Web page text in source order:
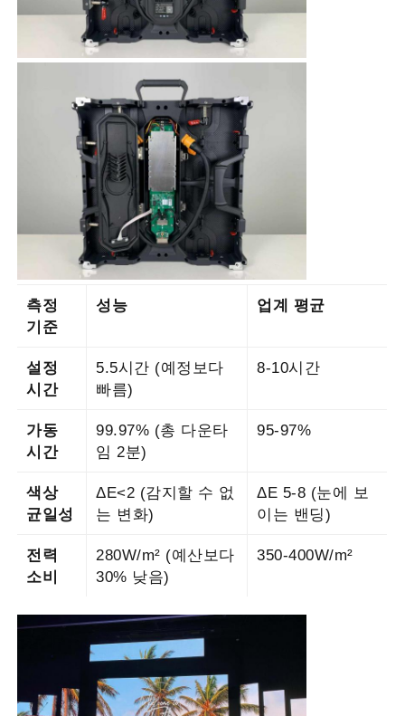
측정
기준
성능 업계 평균
설정
시간
5.5시간 (예정보다
빠름)
8-10시간
가동
시간
99.97% (총 다운타
임 2분)
95-97%
색상
균일성
ΔE<2 (감지할 수 없
는 변화)
ΔE 5-8 (눈에 보
이는 밴딩)
전력
소비
280W/m² (예산보다
30% 낮음)
350-400W/m²